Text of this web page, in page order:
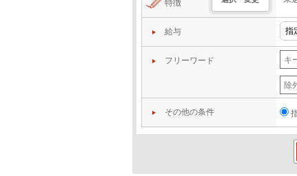
特徴
給与
フリーワード
その他の条件